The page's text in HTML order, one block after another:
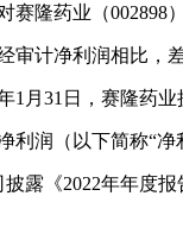
赛隆药业（002898
审计净利润相比，
1月31日，赛隆药
利润（以下简称“
披露《2022年年度